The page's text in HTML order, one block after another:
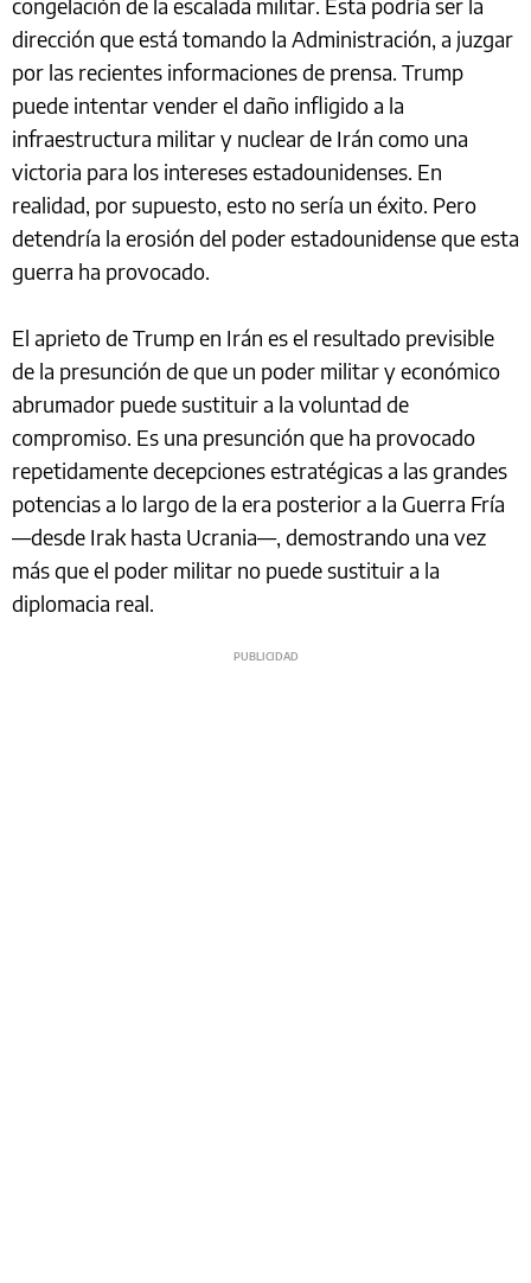
congelación de la escalada militar. Esta podría ser la
dirección que está tomando la Administración, a juzgar
por las recientes informaciones de prensa. Trump
puede intentar vender el daño infligido a la
infraestructura militar y nuclear de Irán como una
victoria para los intereses estadounidenses. En
realidad, por supuesto, esto no sería un éxito. Pero
detendría la erosión del poder estadounidense que esta
guerra ha provocado.
El aprieto de Trump en Irán es el resultado previsible
de la presunción de que un poder militar y económico
abrumador puede sustituir a la voluntad de
compromiso. Es una presunción que ha provocado
repetidamente decepciones estratégicas a las grandes
potencias a lo largo de la era posterior a la Guerra Fría
—desde Irak hasta Ucrania—, demostrando una vez
más que el poder militar no puede sustituir a la
diplomacia real.